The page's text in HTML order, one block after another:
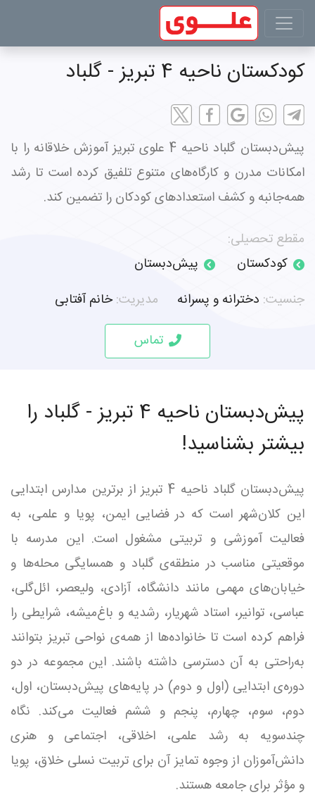
کودکستان ناحیه 4 تبریز - گلباد
پیش‌دبستان گلباد ناحیه 4 علوی تبریز آموزش خلاقانه را با
امکانات مدرن و کارگاه‌های متنوع تلفیق کرده است تا رشد
همه‌جانبه و کشف استعدادهای کودکان را تضمین کند.
مقطع تحصیلی:
کودکستان
پیش‌دبستان
جنسیت: دخترانه و پسرانه مدیریت:خانم آفتابی
تماس
پیش‌دبستان ناحیه 4 تبریز - گلباد را
بیشتر بشناسید!
پیش‌دبستان گلباد ناحیه 4 تبریز از برترین مدارس ابتدایی
این کلان‌شهر است که در فضایی ایمن، پویا و علمی، به
فعالیت آموزشی و تربیتی مشغول است. این مدرسه با
موقعیتی مناسب در منطقه‌ی گلباد و همسایگی محله‌ها و
خیابان‌های مهمی مانند دانشگاه، آزادی، ولیعصر، ائل‌گلی،
عباسی، توانیر، استاد شهریار، رشدیه و باغ‌میشه، شرایطی را
فراهم کرده است تا خانواده‌ها از همه‌ی نواحی تبریز بتوانند
به‌راحتی به آن دسترسی داشته باشند. این مجموعه در دو
دوره‌ی ابتدایی (اول و دوم) در پایه‌های پیش‌دبستان، اول،
دوم، سوم، چهارم، پنجم و ششم فعالیت می‌کند. نگاه
چندسویه به رشد علمی، اخلاقی، اجتماعی و هنری
دانش‌آموزان از وجوه تمایز آن برای تربیت نسلی خلاق، پویا
و مؤثر برای جامعه هستند.